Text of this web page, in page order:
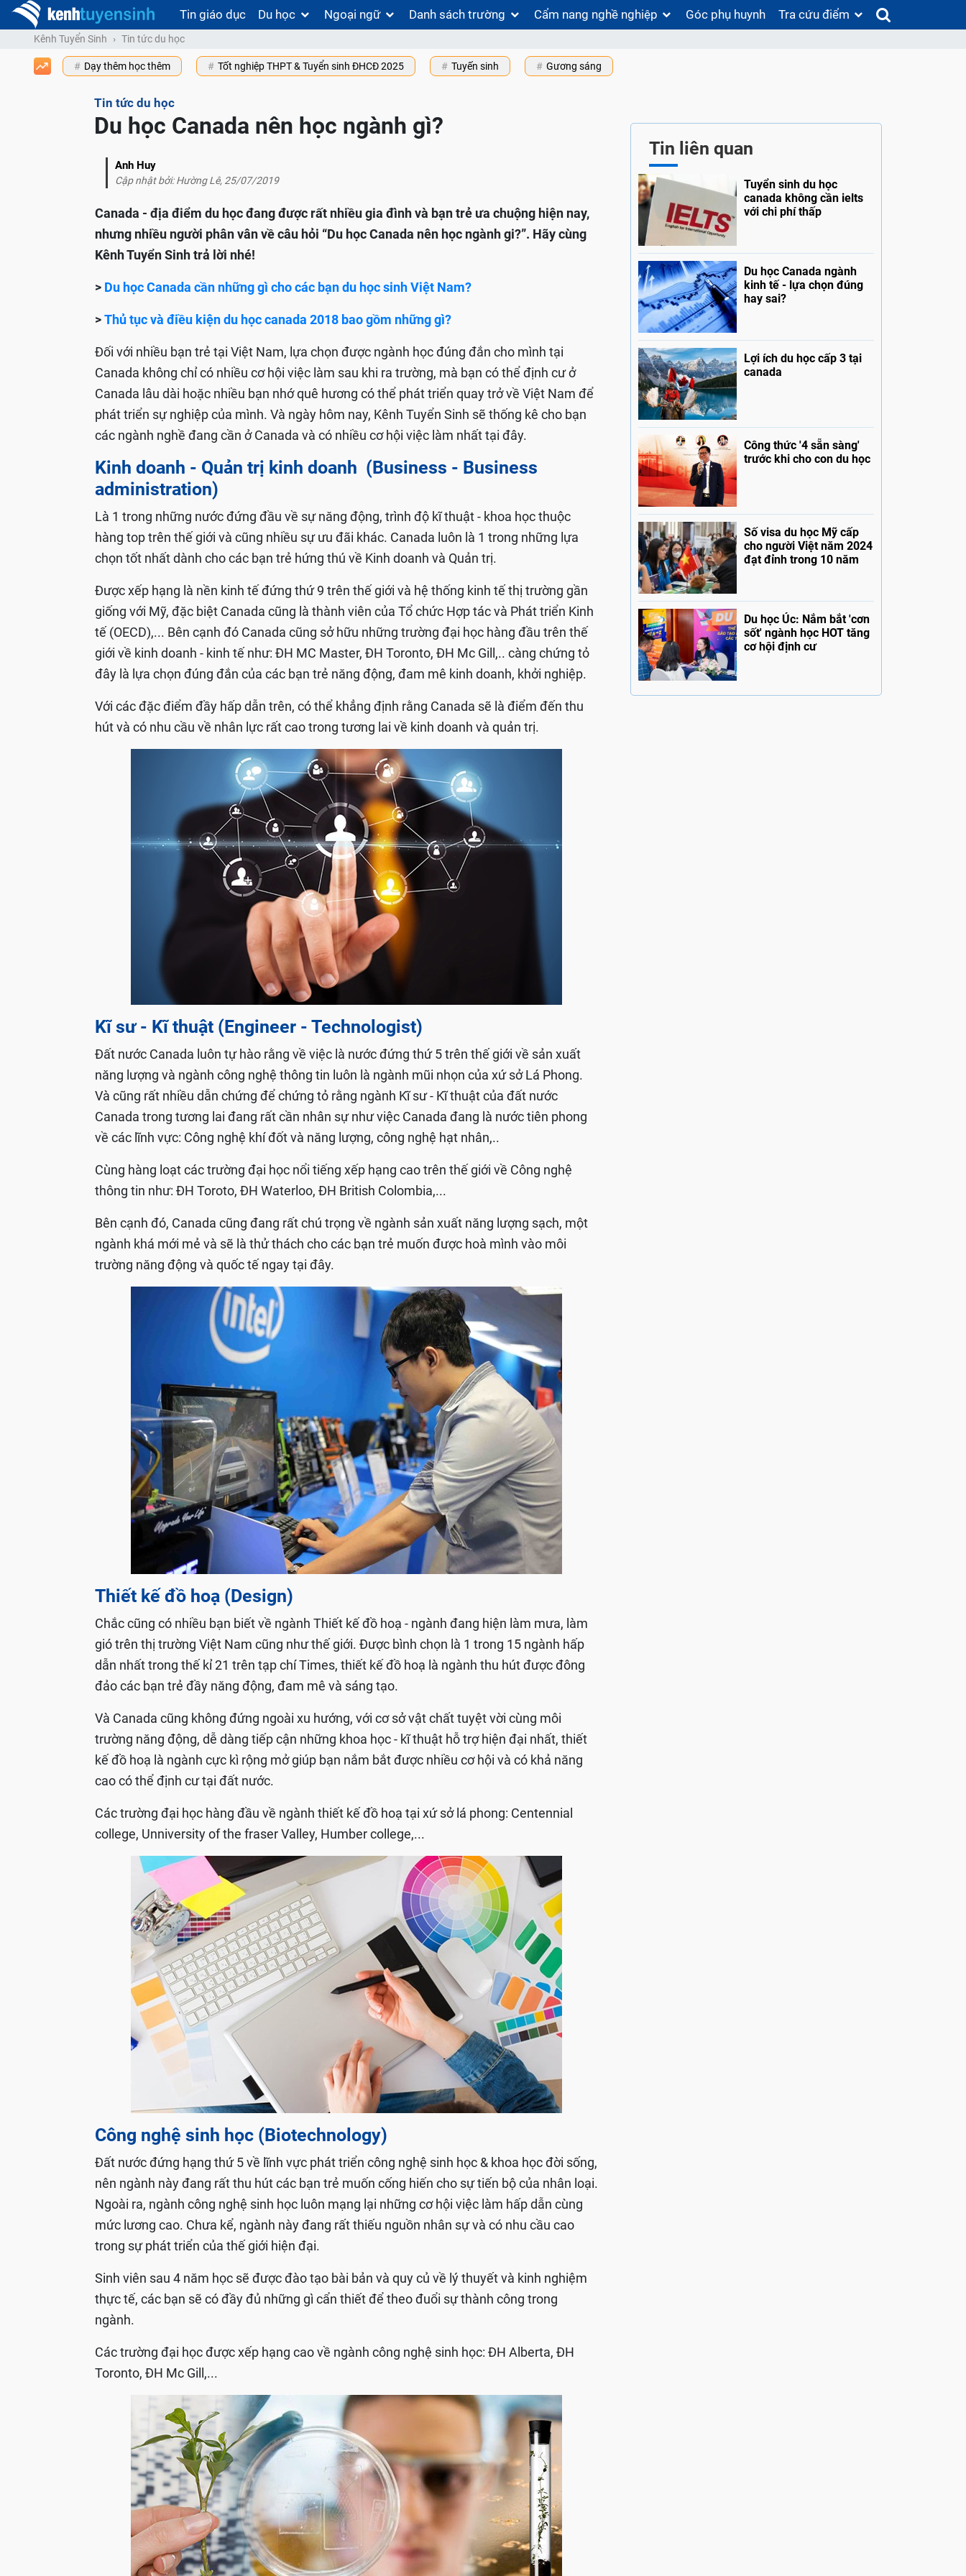
Tin giáo dục Du học Ngoại ngữ Danh sách trường Cẩm nang nghề nghiệp Góc phụ huynh Tra cứu điểm
Kênh Tuyển Sinh Tin tức du học
Dạy thêm học thêm Tốt nghiệp THPT & Tuyển sinh ĐHCĐ 2025 Tuyến sinh Gương sáng
Tin tức du học
Du học Canada nên học ngành gì?
Anh Huy
Cập nhật bởi: Hường Lê, 25/07/2019
Canada - địa điểm du học đang được rất nhiều gia đình và bạn trẻ ưa chuộng hiện nay,
nhưng nhiều người phân vân về câu hỏi “Du học Canada nên học ngành gi?”. Hãy cùng
Kênh Tuyển Sinh trả lời nhé!
> Du học Canada cần những gì cho các bạn du học sinh Việt Nam?
>Thủ tục và điều kiện du học canada 2018 bao gồm những gì?
Đối với nhiều bạn trẻ tại Việt Nam, lựa chọn được ngành học đúng đắn cho mình tại
Canada không chỉ có nhiều cơ hội việc làm sau khi ra trường, mà bạn có thể định cư ở
Canada lâu dài hoặc nhiều bạn nhớ quê hương có thể phát triển quay trở về Việt Nam để
phát triển sự nghiệp của mình. Và ngày hôm nay, Kênh Tuyển Sinh sẽ thống kê cho bạn
các ngành nghề đang cần ở Canada và có nhiều cơ hội việc làm nhất tại đây.
Kinh doanh - Quản trị kinh doanh (Business - Business
administration)
Là 1 trong những nước đứng đầu về sự năng động, trình độ kĩ thuật - khoa học thuộc
hàng top trên thế giới và cũng nhiều sự ưu đãi khác. Canada luôn là 1 trong những lựa
chọn tốt nhất dành cho các bạn trẻ hứng thú về Kinh doanh và Quản trị.
Được xếp hạng là nền kinh tế đứng thứ 9 trên thế giới và hệ thống kinh tế thị trường gần
giống với Mỹ, đặc biệt Canada cũng là thành viên của Tổ chức Hợp tác và Phát triển Kinh
tế (OECD),... Bên cạnh đó Canada cũng sở hữu những trường đại học hàng đầu trên thế
giới về kinh doanh - kinh tế như: ĐH MC Master, ĐH Toronto, ĐH Mc Gill,.. càng chứng tỏ
đây là lựa chọn đúng đắn của các bạn trẻ năng động, đam mê kinh doanh, khởi nghiệp.
Với các đặc điểm đầy hấp dẫn trên, có thể khẳng định rằng Canada sẽ là điểm đến thu
hút và có nhu cầu về nhân lực rất cao trong tương lai về kinh doanh và quản trị.
Kĩ sư - Kĩ thuật (Engineer - Technologist)
Đất nước Canada luôn tự hào rằng về việc là nước đứng thứ 5 trên thế giới về sản xuất
năng lượng và ngành công nghệ thông tin luôn là ngành mũi nhọn của xứ sở Lá Phong.
Và cũng rất nhiều dẫn chứng để chứng tỏ rằng ngành Kĩ sư - Kĩ thuật của đất nước
Canada trong tương lai đang rất cần nhân sự như việc Canada đang là nước tiên phong
về các lĩnh vực: Công nghệ khí đốt và năng lượng, công nghệ hạt nhân,..
Cùng hàng loạt các trường đại học nổi tiếng xếp hạng cao trên thế giới về Công nghệ
thông tin như: ĐH Toroto, ĐH Waterloo, ĐH British Colombia,...
Bên cạnh đó, Canada cũng đang rất chú trọng về ngành sản xuất năng lượng sạch, một
ngành khá mới mẻ và sẽ là thử thách cho các bạn trẻ muốn được hoà mình vào môi
trường năng động và quốc tế ngay tại đây.
Thiết kế đồ hoạ (Design)
Chắc cũng có nhiều bạn biết về ngành Thiết kế đồ hoạ - ngành đang hiện làm mưa, làm
gió trên thị trường Việt Nam cũng như thế giới. Được bình chọn là 1 trong 15 ngành hấp
dẫn nhất trong thế kỉ 21 trên tạp chí Times, thiết kế đồ hoạ là ngành thu hút được đông
đảo các bạn trẻ đầy năng động, đam mê và sáng tạo.
Và Canada cũng không đứng ngoài xu hướng, với cơ sở vật chất tuyệt vời cùng môi
trường năng động, dễ dàng tiếp cận những khoa học - kĩ thuật hỗ trợ hiện đại nhất, thiết
kế đồ hoạ là ngành cực kì rộng mở giúp bạn nắm bắt được nhiều cơ hội và có khả năng
cao có thể định cư tại đất nước.
Các trường đại học hàng đầu về ngành thiết kế đồ hoạ tại xứ sở lá phong: Centennial
college, Unniversity of the fraser Valley, Humber college,...
Công nghệ sinh học (Biotechnology)
Đất nước đứng hạng thứ 5 về lĩnh vực phát triển công nghệ sinh học & khoa học đời sống,
nên ngành này đang rất thu hút các bạn trẻ muốn cống hiến cho sự tiến bộ của nhân loại.
Ngoài ra, ngành công nghệ sinh học luôn mạng lại những cơ hội việc làm hấp dẫn cùng
mức lương cao. Chưa kể, ngành này đang rất thiếu nguồn nhân sự và có nhu cầu cao
trong sự phát triển của thế giới hiện đại.
Sinh viên sau 4 năm học sẽ được đào tạo bài bản và quy củ về lý thuyết và kinh nghiệm
thực tế, các bạn sẽ có đầy đủ những gì cẩn thiết để theo đuổi sự thành công trong
ngành.
Các trường đại học được xếp hạng cao về ngành công nghệ sinh học: ĐH Alberta, ĐH
Toronto, ĐH Mc Gill,...
Tin liên quan
Tuyển sinh du học
canada không cần ielts
với chi phí thấp
Du học Canada ngành
kinh tế - lựa chọn đúng
hay sai?
Lợi ích du học cấp 3 tại
canada
Công thức '4 sẵn sàng'
trước khi cho con du học
Số visa du học Mỹ cấp
cho người Việt năm 2024
đạt đỉnh trong 10 năm
Du học Úc: Nắm bắt 'cơn
sốt' ngành học HOT tăng
cơ hội định cư